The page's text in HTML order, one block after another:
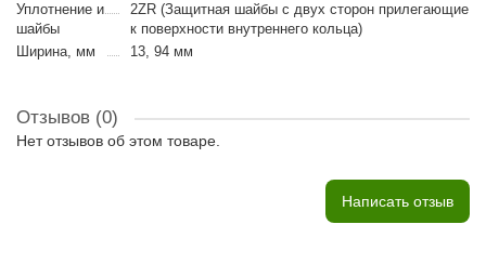
Уплотнение и
шайбы
2ZR (Защитная шайбы с двух сторон прилегающие
к поверхности внутреннего кольца)
Ширина, мм
13, 94 мм
Отзывов (0)
Нет отзывов об этом товаре.
Написать отзыв